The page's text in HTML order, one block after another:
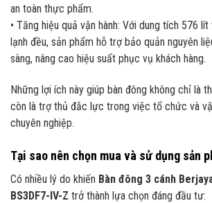
an toàn thực phẩm.
• Tăng hiệu quả vận hành: Với dung tích 576
lạnh đều, sản phẩm hỗ trợ bảo quản nguyên
sàng, nâng cao hiệu suất phục vụ khách hàng.
Những lợi ích này giúp bàn đông không chỉ là
còn là trợ thủ đắc lực trong việc tổ chức và
chuyên nghiệp.
Tại sao nên chọn mua và sử dụng sản
Có nhiều lý do khiến Bàn đông 3 cánh
BS3DF7-IV-Z trở thành lựa chọn đáng đầu tư: